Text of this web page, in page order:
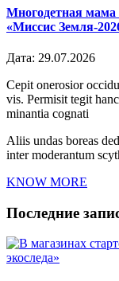
Многодетная мама
«Миссис Земля-
Дата: 29.07.2026
Cepit onerosior
vis. Permisit tegit
minantia cognati
Aliis undas boreas
inter moderantum
KNOW MORE
Последние